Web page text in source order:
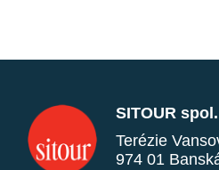
SITOUR
Terézie
974 01